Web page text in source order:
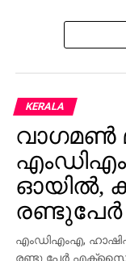
KERALA
വാഗമണ്‍
ഓയില്‍,
രണ്ടുപേര്‍
എംഡിഎംഎ,
രണ്ടു പേര്‍ എക്സൈസ്